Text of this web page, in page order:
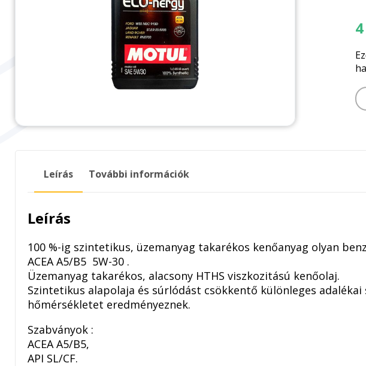
Leírás További információk
Leírás
100 %-ig szintetikus, üzemanyag takarékos kenőanyag olyan
ACEA A5/B5 5W-30 .
Üzemanyag takarékos, alacsony HTHS viszkozitású kenőolaj.
Szintetikus alapolaja és súrlódást csökkentő különleges
hőmérsékletet eredményeznek.
Szabványok :
ACEA A5/B5,
API SL/CF.